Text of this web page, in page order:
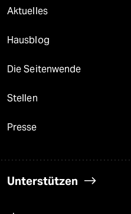
Aktuelles
Hausblog
Die Seitenwende
Stellen
Presse
Unterstützen